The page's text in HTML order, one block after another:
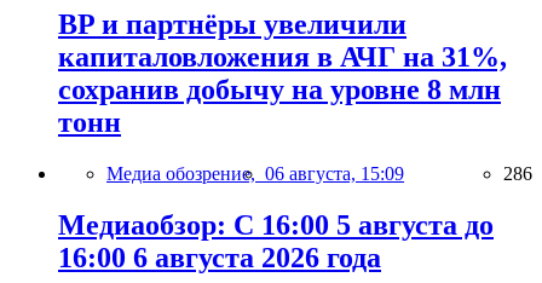
BP и партнёры увеличили
капиталовложения в АЧГ на 31%,
сохранив добычу на уровне 8 млн
тонн
Медиа обозрение, 06 августа, 15:09 286
Медиаобзор: С 16:00 5 августа до
16:00 6 августа 2026 года